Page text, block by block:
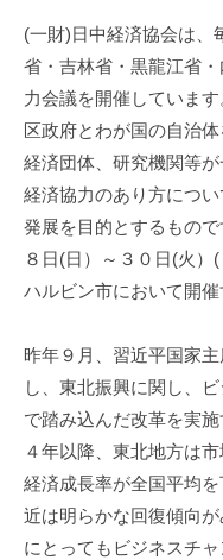
機
構
n
a
u
m
(一財)日中経済協会は、
省・吉林省・黒龍江省
力会議を開催していま
区政府とわが国の自治
経済団体、研究機関等
経済協力のあり方につ
発展を目的とするもの
８日(日）～３０日(火
ハルビン市において開催
昨年９月、習近平国家
し、東北振興に関し、
で踏み込んだ改革を実
４年以降、東北地方は
経済成長率が全国平均
近は明らかな回復傾向
にとってもビジネスチ